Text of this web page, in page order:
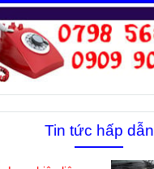
Tin tức hấp dẫn